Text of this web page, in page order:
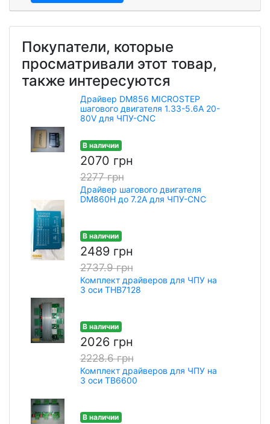
Покупатели, которые
просматривали этот товар,
также интересуются
Драйвер DM856 MICROSTEP
шагового двигателя 1.33-5.6А 20-
80V для ЧПУ-CNC
В наличии
2070 грн
2277 грн
Драйвер шагового двигателя
DM860H до 7.2A для ЧПУ-CNC
В наличии
2489 грн
2737.9 грн
Комплект драйверов для ЧПУ на
3 оси THB7128
В наличии
2026 грн
2228.6 грн
Комплект драйверов для ЧПУ на
3 оси ТВ6600
В наличии